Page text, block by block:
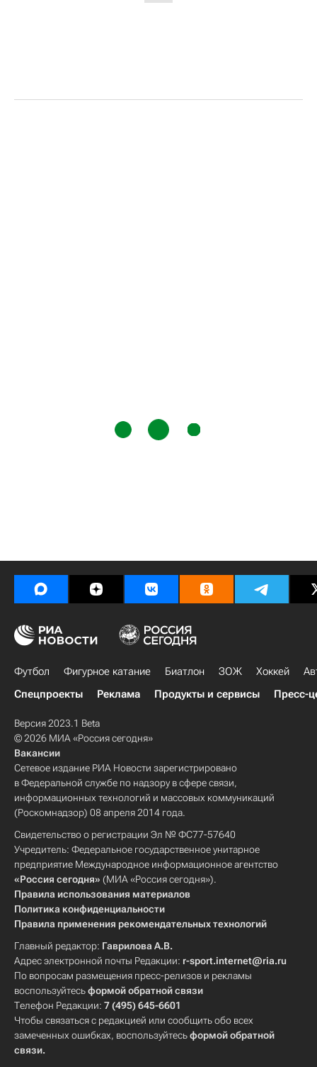
Футбол Фигурное катание Биатлон ЗОЖ Хоккей
Спецпроекты
Реклама Продукты и сервисы Пресс-
Версия 2023.1 Beta
© 2026 МИА «Россия сегодня»
Вакансии
Сетевое издание РИА Новости зарегистрировано
в Федеральной службе по надзору в сфере связи,
информационных технологий и массовых коммуникаций
(Роскомнадзор) 08 апреля 2014 года.
Свидетельство о регистрации Эл № ФС77-57640
Учредитель: Федеральное государственное унитарное
предприятие Международное информационное агентство
«Россия сегодня» (МИА «Россия сегодня»).
Правила использования материалов
Политика конфиденциальности
Правила применения рекомендательных технологий
Главный редактор: Гаврилова А.В.
Адрес электронной почты Редакции: r-sport.internet@ria.ru
По вопросам размещения пресс-релизов и рекламы
воспользуйтесьформой обратной связи
Телефон Редакции: 7 (495) 645-6601
Чтобы связаться с редакцией или сообщить обо всех
замеченных ошибках, воспользуйтесьформой обратной
связи.